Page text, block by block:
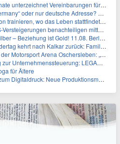
nicht zu refundierende Zuwendungen in Höhe von 4,84 Mio. $ von der kanadischen Regierung für Straßeninfrastruktur und Stromübertragungsleitungen
deutsche Adresse? So erkennen Sie, wo Ihre Leiterplatten wirklich gefertigt werden
das Leben stattfindet: Mobile EEG-Technologie bringt Neurofeedback in den Alltag
benachteiligen mittelständische Unternehmen
– Beziehung ist Gold! 11.08. Berlin – 18:30 Uhr
Kalkar zurück: Familien-Event verbindet Sport und Freizeitpark-Erlebnis
Oschersleben: „Tage des Donners – die Börde bebt“ feiert ostdeutsche Fahrzeugkultur
LEGANTA® stellt neues NIS2-Scoremodell für die Bewertung kritischer Verträge vor
für Ältere
Neue Produktionsmodelle für eine Branche im Wandel